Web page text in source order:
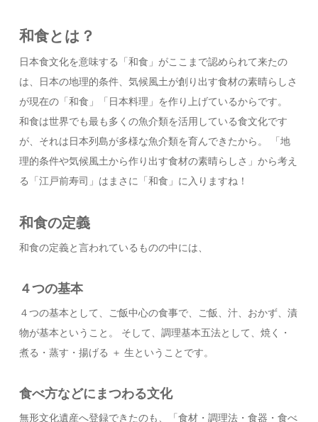
和食とは？
日本食文化を意味する「和食」がここまで認められて来たの
は、日本の地理的条件、気候風土が創り出す食材の素晴らしさ
が現在の「和食」「日本料理」を作り上げているからです。
和食は世界でも最も多くの魚介類を活用している食文化です
が、それは日本列島が多様な魚介類を育んできたから。 「地
理的条件や気候風土から作り出す食材の素晴らしさ」から考え
る「江戸前寿司」はまさに「和食」に入りますね！
和食の定義
和食の定義と言われているものの中には、
４つの基本
４つの基本として、ご飯中心の食事で、ご飯、汁、おかず、漬
物が基本ということ。 そして、調理基本五法として、焼く・
煮る・蒸す・揚げる ＋ 生ということです。
食べ方などにまつわる文化
無形文化遺産へ登録できたのも、「食材・調理法・食器・食べ